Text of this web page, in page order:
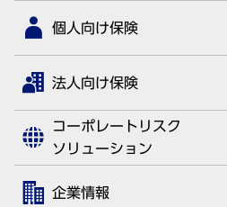
個人向け保険
法人向け保険
コーポレートリスク
ソリューション
企業情報